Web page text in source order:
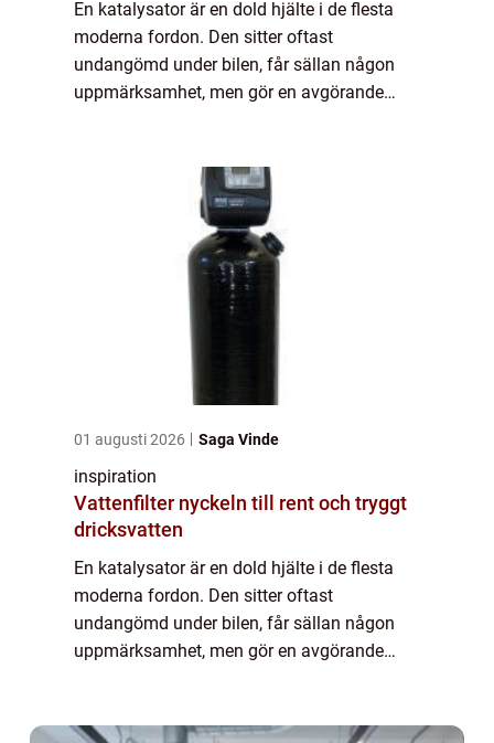
En katalysator är en dold hjälte i de flesta
moderna fordon. Den sitter oftast
undangömd under bilen, får sällan någon
uppmärksamhet, men gör en avgörande
hjälper fordon att klar...
01 augusti 2026 Saga Vinde
inspiration
Vattenfilter nyckeln till rent och tryggt
dricksvatten
En katalysator är en dold hjälte i de flesta
moderna fordon. Den sitter oftast
undangömd under bilen, får sällan någon
uppmärksamhet, men gör en avgörande
hjälper fordon att klar...